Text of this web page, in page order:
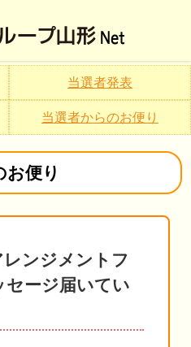
当選者発表
当選者からのお便り
お便り
ンジメントフ
セージ届いてい